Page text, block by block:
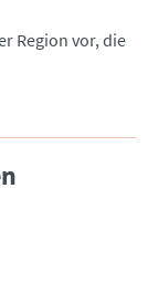
Region vor, die